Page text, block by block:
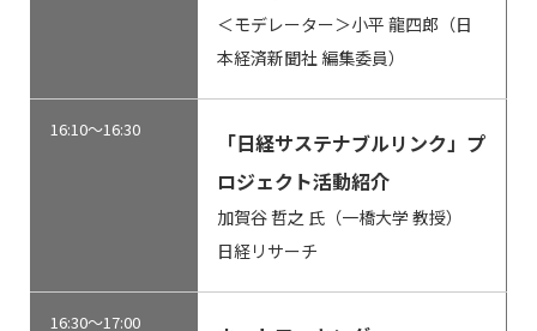
＜モデレーター＞小平 龍四郎（日
本経済新聞社 編集委員）
16:10～16:30
「日経サステナブルリンク」プ
ロジェクト活動紹介
加賀谷 哲之 氏（一橋大学 教授）
日経リサーチ
16:30～17:00